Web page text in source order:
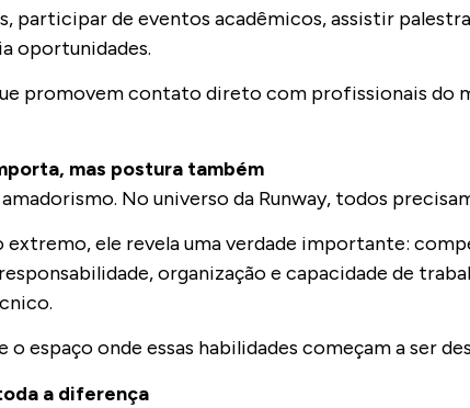
participar de eventos acadêmicos, assistir
oportunidades.
promovem contato direto com profissionais do
mas postura também
No universo da Runway, todos
extremo, ele revela uma verdade importante:
organização e capacidade de
o espaço onde essas habilidades começam a ser
a diferença